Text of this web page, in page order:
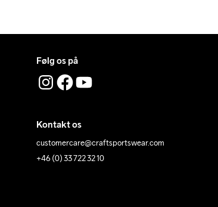
Følg os på
Kontakt os
customercare@craftsportswear.com
+46 (0) 33 722 32 10